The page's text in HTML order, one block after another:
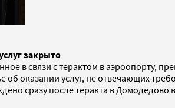
закрыто
в связи с терактом в аэроопорту,
об оказании услуг, не отвечающих
сразу после теракта в Домодедово